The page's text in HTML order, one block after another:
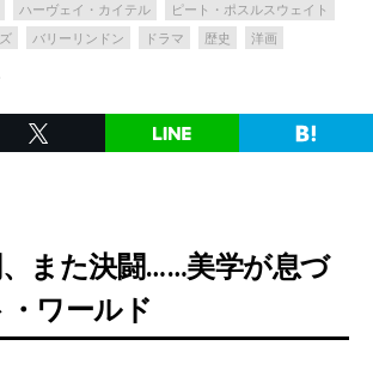
ハーヴェイ・カイテル
ピート・ポスルスウェイト
バリーリンドン ドラマ 歴史 洋画
また決闘……美学が息づ
ワールド